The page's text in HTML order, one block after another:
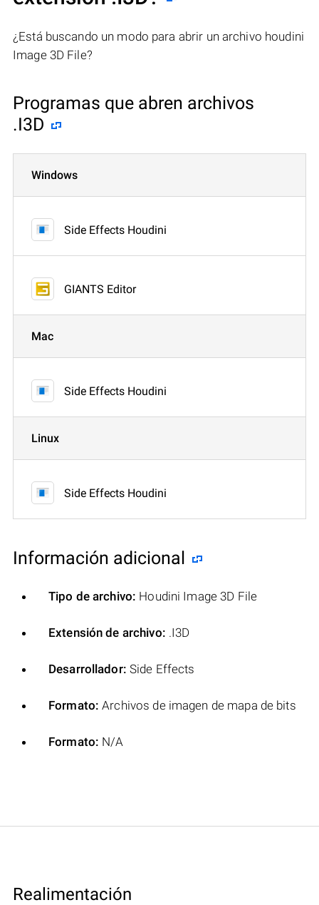
¿Está buscando un modo para abrir un archivo houdini
Image 3D File?
Programas que abren archivos
.I3D
Windows
Side Effects Houdini
GIANTS Editor
Mac
Side Effects Houdini
Linux
Side Effects Houdini
Información adicional
Tipo de archivo: Houdini Image 3D File
Extensión de archivo: .I3D
Desarrollador: Side Effects
Formato: Archivos de imagen de mapa de bits
Formato: N/A
Realimentación